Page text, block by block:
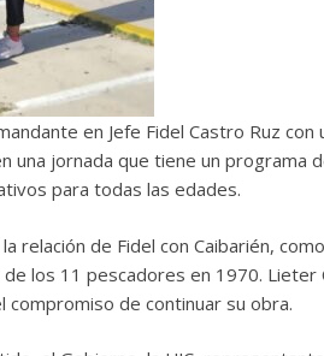
en Jefe Fidel Castro Ruz con
una jornada que tiene un programa
para todas las edades.
relación de Fidel con Caibarién,
los 11 pescadores en 1970. Lieter
compromiso de continuar su obra.